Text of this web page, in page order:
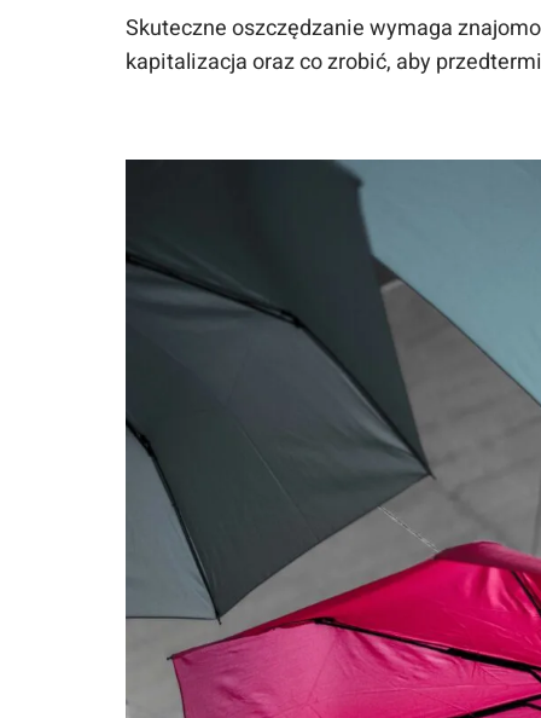
Skuteczne oszczędzanie wymaga
kapitalizacja oraz co zrobić, aby